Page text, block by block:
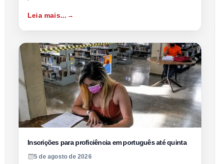
Leia mais...
Inscrições para proficiência em português até quinta
5 de agosto de 2026